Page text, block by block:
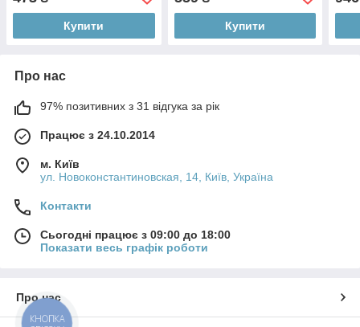
Купити Купити
Про нас
97% позитивних з 31 відгука за рік
Працює з 24.10.2014
м. Київ
ул. Новоконстантиновская, 14, Київ, Україна
Контакти
Сьогодні працює з 09:00 до 18:00
Показати весь графік роботи
Про нас
КНОПКА